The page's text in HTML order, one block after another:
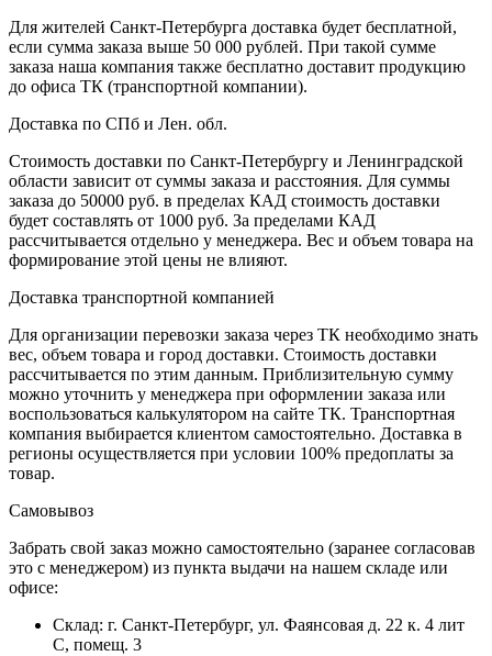
Для жителей Санкт-Петербурга доставка будет бесплатной,
если сумма заказа выше 50 000 рублей. При такой сумме
заказа наша компания также бесплатно доставит продукцию
до офиса ТК (транспортной компании).
Доставка по СПб и Лен. обл.
Стоимость доставки по Санкт-Петербургу и Ленинградской
области зависит от суммы заказа и расстояния. Для суммы
заказа до 50000 руб. в пределах КАД стоимость доставки
будет составлять от 1000 руб. За пределами КАД
рассчитывается отдельно у менеджера. Вес и объем товара на
формирование этой цены не влияют.
Доставка транспортной компанией
Для организации перевозки заказа через ТК необходимо знать
вес, объем товара и город доставки. Стоимость доставки
рассчитывается по этим данным. Приблизительную сумму
можно уточнить у менеджера при оформлении заказа или
воспользоваться калькулятором на сайте ТК. Транспортная
компания выбирается клиентом самостоятельно. Доставка в
регионы осуществляется при условии 100% предоплаты за
товар.
Самовывоз
Забрать свой заказ можно самостоятельно (заранее согласовав
это с менеджером) из пункта выдачи на нашем складе или
офисе:
Склад: г. Санкт-Петербург, ул. Фаянсовая д. 22 к. 4 лит
С, помещ. 3